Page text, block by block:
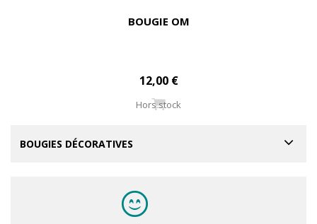
BOUGIE OM
12,00 €
Hors stock
BOUGIES DÉCORATIVES